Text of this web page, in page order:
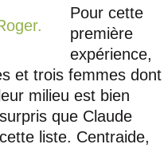
Pour cette
première
expérience,
et trois femmes dont
milieu est bien
que Claude
liste. Centraide,